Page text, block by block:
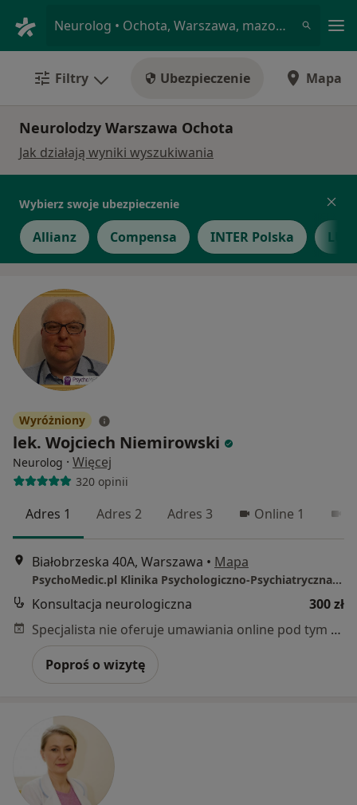
Neurolog • Ochota, Warszawa, mazowieckie
Filtry Ubezpieczenie Mapa
Neurolodzy Warszawa Ochota
Jak działają wyniki wyszukiwania
Wybierz swoje ubezpieczenie
Allianz Compensa INTER Polska LUX
Wyróżniony
lek. Wojciech Niemirowski
Neurolog · Więcej
320 opinii
Adres 1 Adres 2 Adres 3 Online 1
Białobrzeska 40A, Warszawa • Mapa
PsychoMedic.pl Klinika Psychologiczno-Psychiatryczna Warszawa ul. Białobrzeska 40A (Ochota, blisko Och Teatr)
Konsultacja neurologiczna
300 zł
Specjalista nie oferuje umawiania online pod tym adresem.
Poproś o wizytę